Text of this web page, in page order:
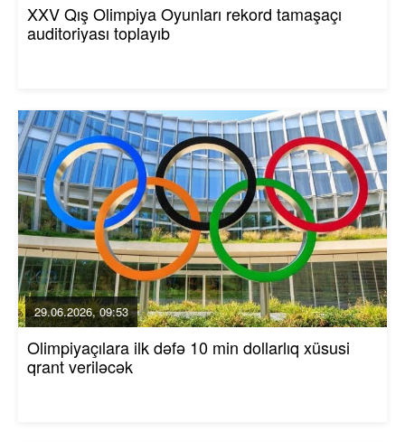
XXV Qış Olimpiya Oyunları rekord tamaşaçı
auditoriyası toplayıb
29.06.2026, 09:53
Olimpiyaçılara ilk dəfə 10 min dollarlıq xüsusi
qrant veriləcək